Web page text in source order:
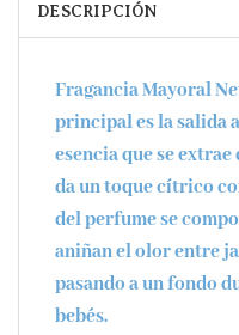
DESCRIPCIÓN
Fragancia Mayoral
principal es la salida
esencia que se
da un toque cítrico
del perfume se
aniñan el olor entre
pasando a un fondo
bebés.